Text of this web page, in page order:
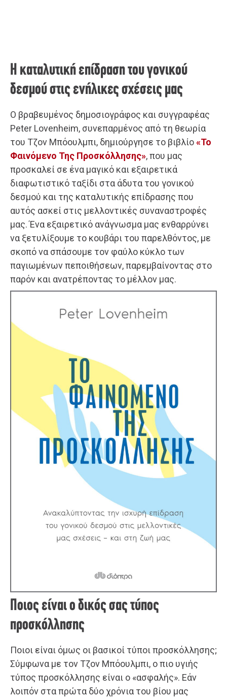
Η καταλυτική επίδραση του γονικού
δεσμού στις ενήλικες σχέσεις μας
Ο βραβευμένος δημοσιογράφος και συγγραφέας
Peter Lovenheim, συνεπαρμένος από τη θεωρία
του Τζον Μπόουλμπι, δημιούργησε το βιβλίο«Το
Φαινόμενο Της Προσκόλλησης», που μας
προσκαλεί σε ένα μαγικό και εξαιρετικά
διαφωτιστικό ταξίδι στα άδυτα του γονικού
δεσμού και της καταλυτικής επίδρασης που
αυτός ασκεί στις μελλοντικές συναναστροφές
μας. Ένα εξαιρετικό ανάγνωσμα μας ενθαρρύνει
να ξετυλίξουμε το κουβάρι του παρελθόντος, με
σκοπό να σπάσουμε τον φαύλο κύκλο των
παγιωμένων πεποιθήσεων, παρεμβαίνοντας στο
παρόν και ανατρέποντας το μέλλον μας.
Ποιος είναι ο δικός σας τύπος
προσκόλλησης
Ποιοι είναι όμως οι βασικοί τύποι προσκόλλησης;
Σύμφωνα με τον Τζον Μπόουλμπι, ο πιο υγιής
τύπος προσκόλλησης είναι ο «ασφαλής». Εάν
λοιπόν στα πρώτα δύο χρόνια του βίου μας